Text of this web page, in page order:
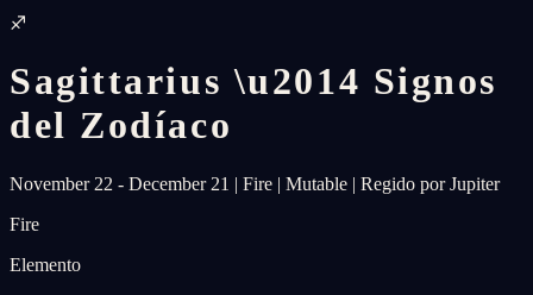
♐
Sagittarius \u2014 Signos
del Zodíaco
November 22 - December 21 | Fire | Mutable | Regido por Jupiter
Fire
Elemento